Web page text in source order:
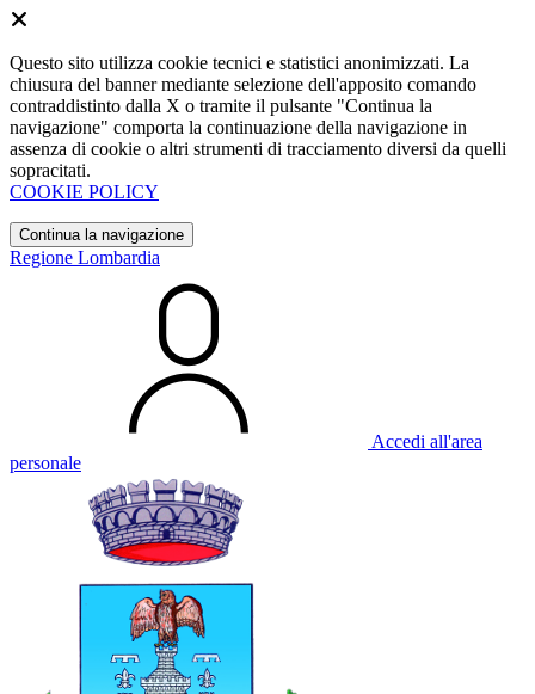
Questo sito utilizza cookie tecnici e statistici anonimizzati. La
chiusura del banner mediante selezione dell'apposito comando
contraddistinto dalla X o tramite il pulsante "Continua la
navigazione" comporta la continuazione della navigazione in
assenza di cookie o altri strumenti di tracciamento diversi da quelli
sopracitati.
COOKIE POLICY
Continua la navigazione
Regione Lombardia
Accedi all'area
personale